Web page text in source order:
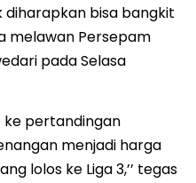
diharapkan bisa bangkit
melawan Persepam
pada Selasa
ke pertandingan
menjadi harga
lolos ke Liga 3,’’ tegas